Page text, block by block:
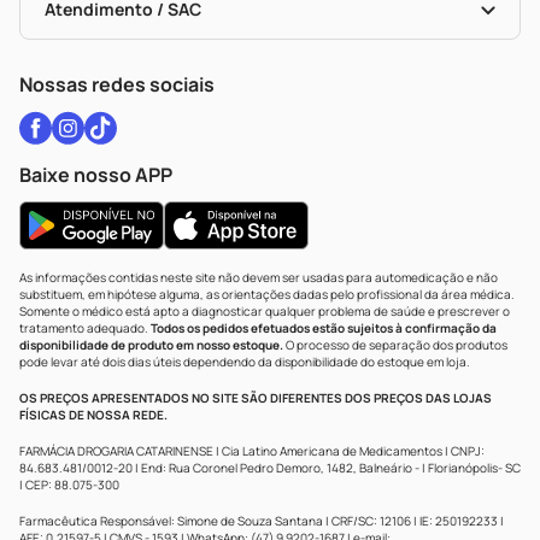
Políticas De Marketplace
Vacinas
Portal Da Privacidade
Atendimento / SAC
Nossas redes sociais
Baixe nosso APP
As informações contidas neste site não devem ser usadas para automedicação e não
substituem, em hipótese alguma, as orientações dadas pelo profissional da área médica.
Somente o médico está apto a diagnosticar qualquer problema de saúde e prescrever o
tratamento adequado. Todos os pedidos efetuados estão sujeitos à confirmação da
disponibilidade de produto em nosso estoque.O processo de separação dos produtos
pode levar até dois dias úteis dependendo da disponibilidade do estoque em loja.
OS PREÇOS APRESENTADOS NO SITE SÃO DIFERENTES DOS PREÇOS DAS LOJAS
FÍSICAS DE NOSSA REDE.
FARMÁCIA DROGARIA CATARINENSE | Cia Latino Americana de Medicamentos | CNPJ:
84.683.481/0012-20 | End: Rua Coronel Pedro Demoro, 1482, Balneário - | Florianópolis- SC
| CEP: 88.075-300
Farmacêutica Responsável: Simone de Souza Santana | CRF/SC: 12106 | IE: 250192233 |